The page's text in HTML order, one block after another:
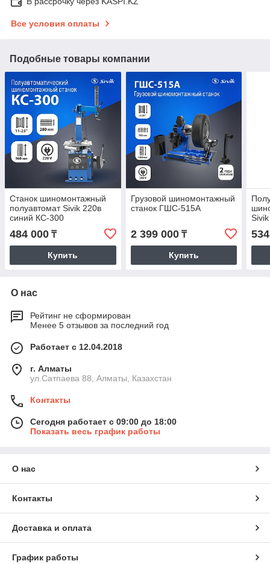
Все условия оплаты
Подобные товары компании
Станок шиномонтажный
полуавтомат Sivik 220в
синий КС-300
484 000 ₸
Купить
Грузовой шиномонтажный
станок ГШС-515А
2 399 000₸
Купить
О нас
Рейтинг не сформирован
Менее 5 отзывов за последний год
Работает с 12.04.2018
г. Алматы
ул.Сатпаева 88, Алматы, Казахстан
Контакты
Сегодня работает с 09:00 до 18:00
Показать весь график работы
О нас
Контакты
Доставка и оплата
График работы